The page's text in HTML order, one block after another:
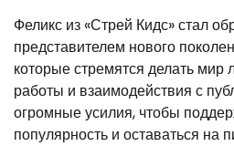
Феликс из «Стрей Кидс» стал
представителем нового
которые стремятся делать мир
работы и взаимодействия с
огромные усилия, чтобы
популярность и оставаться на